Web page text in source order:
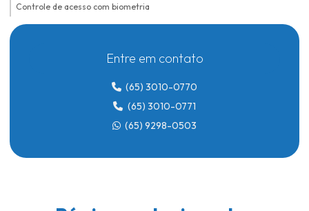
Controle de acesso com biometria
Controle de acesso biométrico
Controle de acesso biométrico para condomínios
Controle de acesso biométrico em lucas do rio verde
Controle de acesso para condomínio
Controle de acesso para condomínio em lucas do rio verde
Controle de acesso para condomínio com reconhecimento facial
Controle de acesso facial
Entre em contato
(65) 3010-0770
(65) 3010-0771
(65) 9298-0503